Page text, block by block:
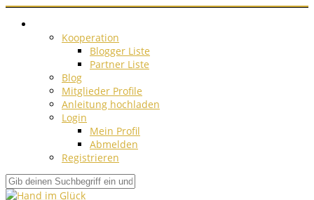
Kooperation
Blogger Liste
Partner Liste
Blog
Mitglieder Profile
Anleitung hochladen
Login
Mein Profil
Abmelden
Registrieren